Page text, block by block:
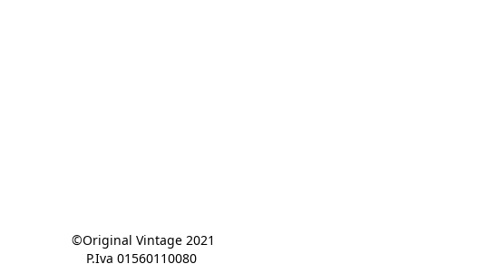
©Original Vintage 2021
P.Iva 01560110080